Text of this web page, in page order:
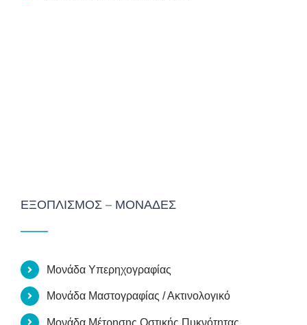
ΕΞΟΠΛΙΣΜΌΣ – ΜΟΝΆΔΕΣ
Μονάδα Υπερηχογραφίας
Μονάδα Μαστογραφίας / Ακτινολογικό
Μονάδα Μέτρησης Οστικής Πυκνότητας